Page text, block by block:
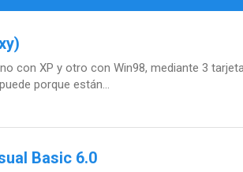
con XP y otro con Win98, mediante 3
porque están...
Basic 6.0